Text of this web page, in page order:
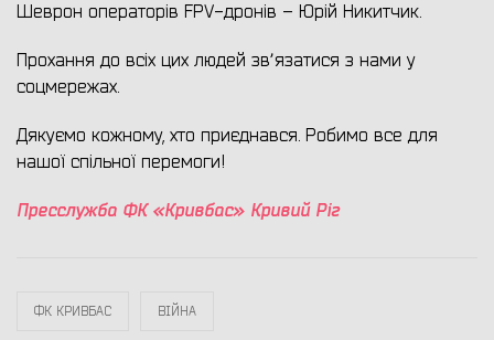
Шеврон операторів FPV-дронів – Юрій Никитчик.
Прохання до всіх цих людей звʼязатися з нами у
соцмережах.
Дякуємо кожному, хто приєднався. Робимо все для
нашої спільної перемоги!
Пресслужба ФК «Кривбас» Кривий Ріг
ФК КРИВБАС ВІЙНА